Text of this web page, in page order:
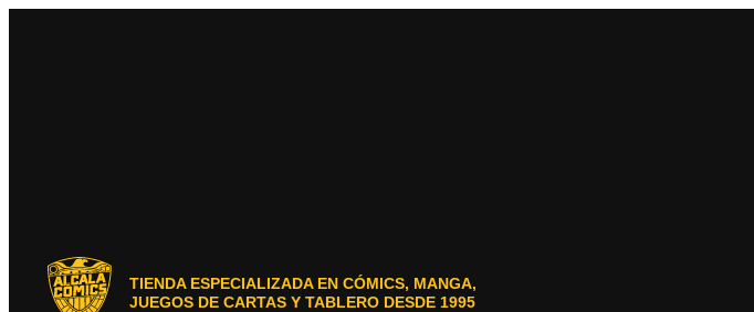
TIENDA ESPECIALIZADA EN CÓMICS, MANGA,
JUEGOS DE CARTAS Y TABLERO DESDE 1995